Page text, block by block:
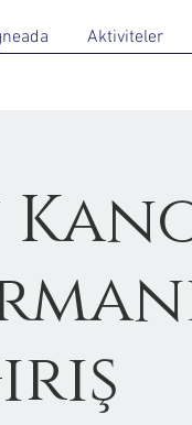
Aktiviteler